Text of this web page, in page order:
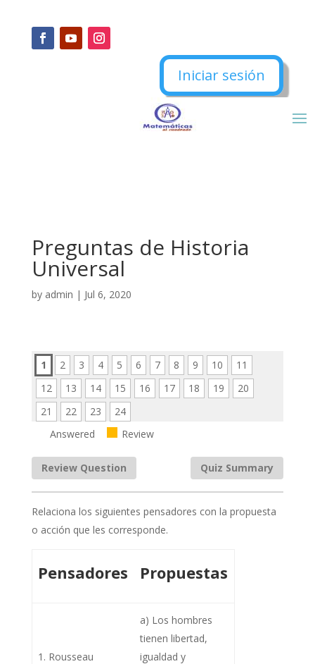
Iniciar sesión
Preguntas de Historia
Universal
by admin | Jul 6, 2020
1 2 3 4 5 6 7 8 9 10
11
12
13 14 15 16 17 18 19
20
21
22 23
24
Answered
Review
Relaciona los siguientes pensadores con la propuesta
o acción que les corresponde.
Pensadores Propuestas
1. Rousseau
a) Los hombres
tienen libertad,
igualdad y